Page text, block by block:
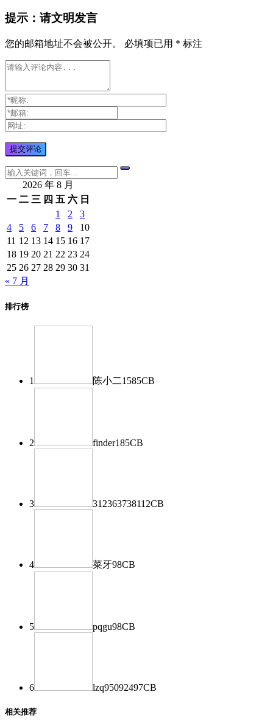
提示：请文明发言
您的邮箱地址不会被公开。 必填项已用 * 标注
2026 年 8 月
一 二 三 四 五 六 日
1
2
3
4
5 6 7 8 9
10
11 12 13 14 15 16 17
18 19 20 21 22 23 24
25 26 27 28 29 30 31
« 7 月
排行榜
1 陈小二1585CB
2 finder185CB
3 312363738112CB
4 菜牙98CB
5 pqgu98CB
6 lzq95092497CB
相关推荐